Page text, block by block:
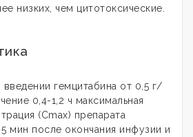
низких, чем цитотоксические.
гемцитабина от 0,5 г/
0,4-1,2 ч максимальная
(Cmax) препарата
5 мин после окончания инфузии и